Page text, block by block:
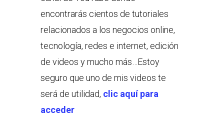
encontrarás cientos de tutoriales
relacionados a los negocios online,
tecnología, redes e internet, edición
de videos y mucho más…Estoy
seguro que uno de mis videos te
será de utilidad, clic aquí para
acceder